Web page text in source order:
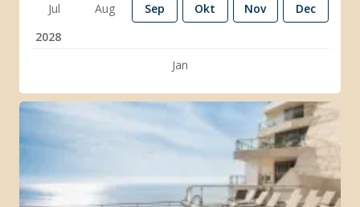
Jul Aug Sep Okt Nov
Dec
2028
Jan